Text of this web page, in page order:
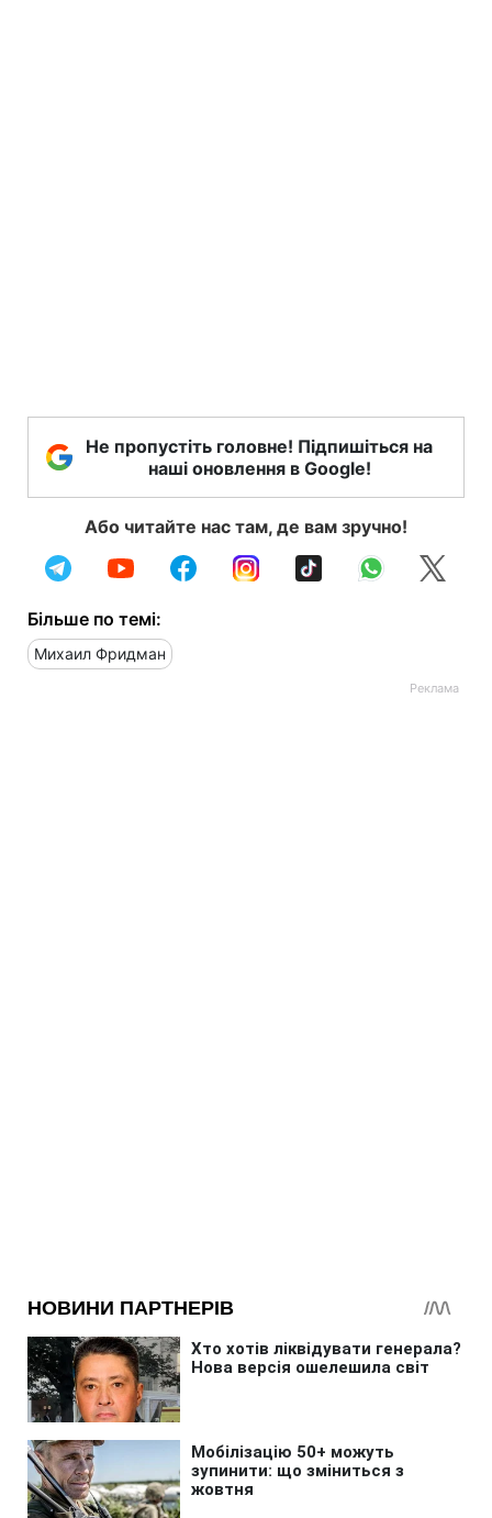
Не пропустіть головне! Підпишіться на
наші оновлення в Google!
Або читайте нас там, де вам зручно!
Більше по темі:
Михаил Фридман